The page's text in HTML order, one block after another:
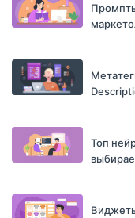
Топ